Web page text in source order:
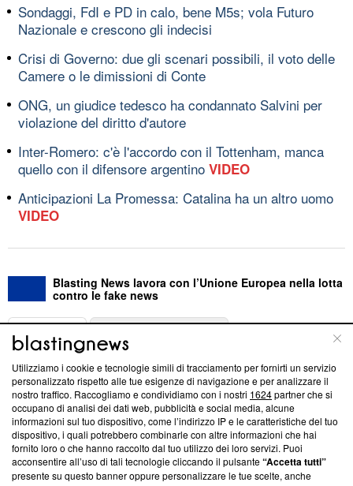
Sondaggi, FdI e PD in calo, bene M5s; vola Futuro
Nazionale e crescono gli indecisi
Crisi di Governo: due gli scenari possibili, il voto delle
Camere o le dimissioni di Conte
ONG, un giudice tedesco ha condannato Salvini per
violazione del diritto d'autore
Inter-Romero: c'è l'accordo con il Tottenham, manca
quello con il difensore argentino VIDEO
Anticipazioni La Promessa: Catalina ha un altro uomo
VIDEO
Blasting News lavora con l’Unione Europea nella lotta
contro le fake news
ABOUT
Questa sezione offre informazioni trasparenti su Blasting
News, sui nostri processi editoriali e su come ci impegniamo a
creare news di qualità. Inoltre, afferma la nostra aderenza a
‘Trust Project - News with Integrity’Blasting News non è
ancora membro del programma, ma ha richiesto di farne
parte; Trust Project non ha ancora effettuato una verifica di
conformità agli standard.
Utilizziamo i cookie e tecnologie simili di tracciamento per fornirti un servizio
personalizzato rispetto alle tue esigenze di navigazione e per analizzare il
nostro traffico. Raccogliamo e condividiamo con i nostri 1624partner che si
occupano di analisi dei dati web, pubblicità e social media, alcune
informazioni sul tuo dispositivo, come l’indirizzo IP e le caratteristiche del tuo
dispositivo, i quali potrebbero combinarle con altre informazioni che hai
fornito loro o che hanno raccolto dal tuo utilizzo dei loro servizi. Puoi
acconsentire all’uso di tali tecnologie cliccando il pulsante“Accetta tutti”
presente su questo banner oppure personalizzare le tue scelte, anche